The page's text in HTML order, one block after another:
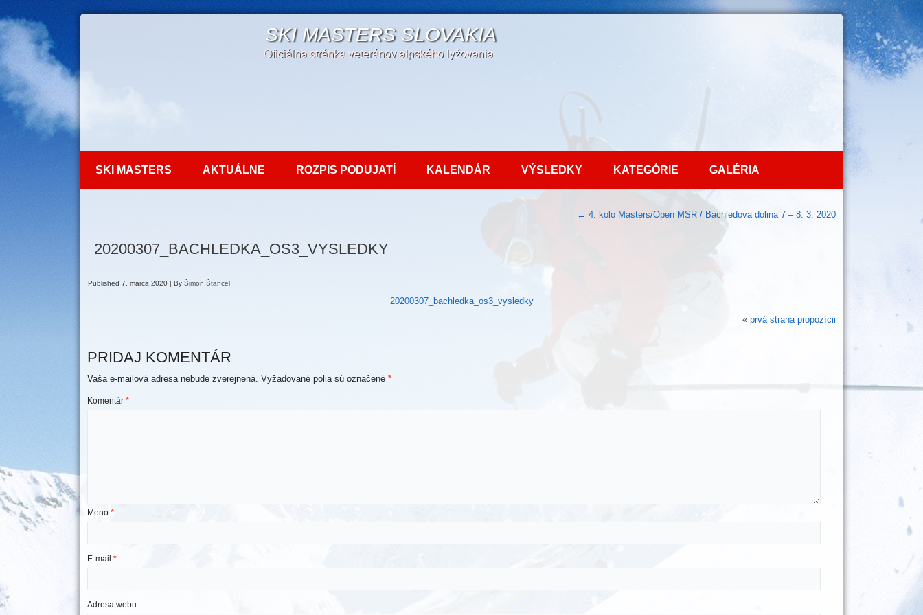
SKI MASTERS SLOVAKIA
Oficiálna stránka veteránov alpského lyžovania
SKI MASTERS AKTUÁLNE ROZPIS PODUJATÍ KALENDÁR VÝSLEDKY KATEGÓRIE GALÉRIA
← 4. kolo Masters/Open MSR / Bachledova dolina 7 – 8. 3. 2020
20200307_BACHLEDKA_OS3_VYSLEDKY
Published 7. marca 2020 | By Šimon Štancel
20200307_bachledka_os3_vysledky
« prvá strana propozícii
PRIDAJ KOMENTÁR
Vaša e-mailová adresa nebude zverejnená. Vyžadované polia sú označené *
Komentár *
Meno *
E-mail *
Adresa webu